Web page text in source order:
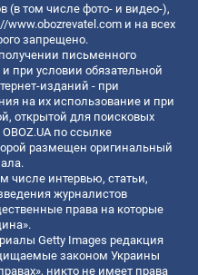
(в том числе фото- и видео-),
www.obozrevatel.com и на всех
запрещено.
письменного
при условии обязательной
изданий - при
на их использование и при
открытой для поисковых
по ссылке
размещен оригинальный
числе интервью, статьи,
журналистов
права на которые
Getty Images редакция
законом Украины
никто не имеет права